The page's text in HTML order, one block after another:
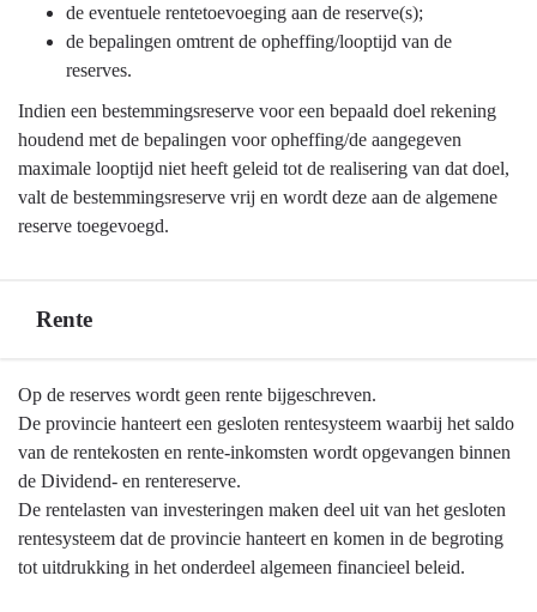
de eventuele rentetoevoeging aan de reserve(s);
de bepalingen omtrent de opheffing/looptijd van de
reserves.
Indien een bestemmingsreserve voor een bepaald doel rekening
houdend met de bepalingen voor opheffing/de aangegeven
maximale looptijd niet heeft geleid tot de realisering van dat doel,
valt de bestemmingsreserve vrij en wordt deze aan de algemene
reserve toegevoegd.
Rente
Terug
naar
navigatie
Algemene
grondslagen
voor
Op de reserves wordt geen rente bijgeschreven.
De provincie hanteert een gesloten rentesysteem waarbij het saldo
van de rentekosten en rente-inkomsten wordt opgevangen binnen
de Dividend- en rentereserve.
De rentelasten van investeringen maken deel uit van het gesloten
rentesysteem dat de provincie hanteert en komen in de begroting
tot uitdrukking in het onderdeel algemeen financieel beleid.